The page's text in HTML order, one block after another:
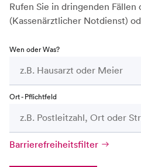
Rufen Sie in dringenden Fällen
(Kassenärztlicher Notdienst)
Wen oder Was?
Ort - Pflichtfeld
Barrierefreiheitsfilter